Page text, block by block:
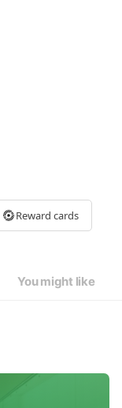
Reward cards
You might like